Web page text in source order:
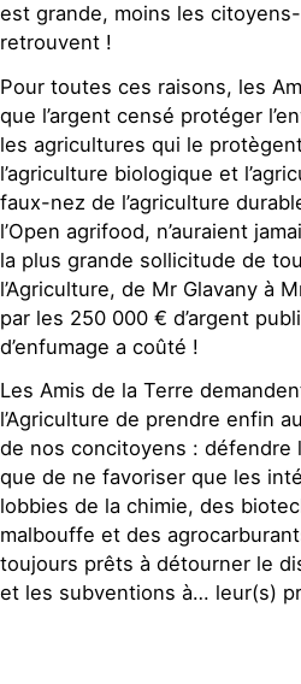
est grande, moins les
retrouvent !
Pour toutes ces raisons, les
que l’argent censé protéger
les agricultures qui le protègent
l’agriculture biologique et
faux-nez de l’agriculture
l’Open agrifood, n’auraient
la plus grande sollicitude de
l’Agriculture, de Mr Glavany à
par les 250 000 € d’argent
d’enfumage a coûté !
Les Amis de la Terre
l’Agriculture de prendre enfin
de nos concitoyens : défendre
que de ne favoriser que les
lobbies de la chimie, des
malbouffe et des
toujours prêts à détourner le
et les subventions à… leur(s)